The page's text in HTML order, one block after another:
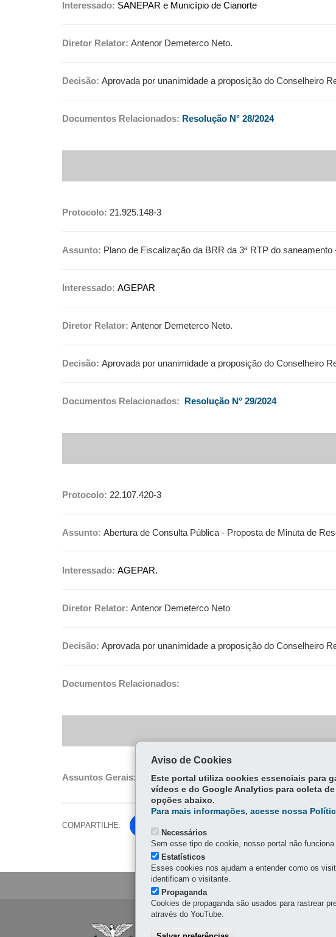
Interessado: SANEPAR e Município de Cianorte
Diretor Relator: Antenor Demeterco Neto.
Decisão: Aprovada por unanimidade a proposição do Conselheiro
Documentos Relacionados: Resolução N° 28/2024
Protocolo: 21.925.148-3
Assunto: Plano de Fiscalização da BRR da 3ª RTP do
Interessado: AGEPAR
Diretor Relator: Antenor Demeterco Neto.
Decisão: Aprovada por unanimidade a proposição do Conselheiro
Documentos Relacionados: Resolução N° 29/2024
Protocolo: 22.107.420-3
Assunto: Abertura de Consulta Pública - Proposta de Minuta de
Interessado: AGEPAR.
Diretor Relator: Antenor Demeterco Neto
Decisão: Aprovada por unanimidade a proposição do Conselheiro
Documentos Relacionados:
Assuntos Gerais: Nenhum outro assunto foi apresentado.
COMPARTILHE:
Fa
ce
bo
ok
Tw
er
Navegação
AGÊNCIA REGULADORA DE
Aviso de Cookies
Este portal utiliza cookies essenciais para
vídeos e do Google Analytics para coleta
opções abaixo.
Para mais informações, acesse nossa
Necessários
Sem esse tipo de cookie, nosso portal não
Estatísticos
Esses cookies nos ajudam a entender como os
identificam o visitante.
Propaganda
Cookies de propaganda são usados para rastrear
através do YouTube.